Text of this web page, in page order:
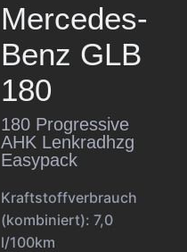
Mercedes-
Benz GLB
180
180 Progressive
AHK Lenkradhzg
Easypack
Kraftstoffverbrauch
(kombiniert): 7,0
l/100km